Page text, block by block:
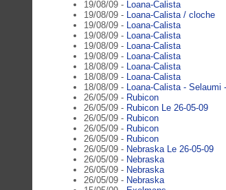
19/08/09 - Loana-Calista
19/08/09 - Loana-Calista / cloche
19/08/09 - Loana-Calista
19/08/09 - Loana-Calista
19/08/09 - Loana-Calista
19/08/09 - Loana-Calista
18/08/09 - Loana-Calista
18/08/09 - Loana-Calista
18/08/09 - Loana-Calista - Selaumi
26/05/09 - Rubicon
26/05/09 - Rubicon Le 26-05-09
26/05/09 - Rubicon
26/05/09 - Rubicon
26/05/09 - Rubicon
26/05/09 - Nebraska Le 26-05-09
26/05/09 - Nebraska
26/05/09 - Nebraska
26/05/09 - Nebraska